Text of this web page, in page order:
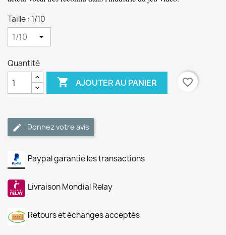
Taille : 1/10
Quantité
 AJOUTER AU PANIER favorite_border
Donnez votre avis
Paypal garantie les transactions
Livraison Mondial Relay
Retours et échanges acceptés